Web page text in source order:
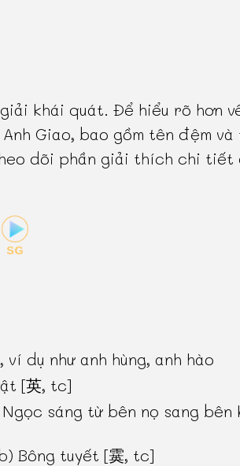
khái quát. Để hiểu rõ hơn
Giao, bao gồm tên đệm và
dõi phần giải thích chi tiết
ví dụ như anh hùng, anh hào
[英, tc]
sáng từ bên nọ sang bên
Bông tuyết [霙, tc]